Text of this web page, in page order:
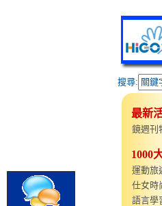
搜尋:
最新
鏡週刊
1000
運動旅
仕女時
語言學